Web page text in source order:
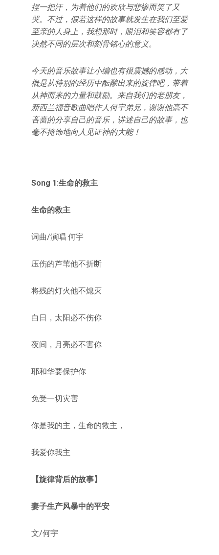
捏一把汗，为着他们的欢欣与悲惨而笑了又
哭。不过，假若这样的故事就发生在我们至爱
至亲的人身上，我想那时，眼泪和笑容都有了
决然不同的层次和刻骨铭心的意义。
今天的音乐故事让小编也有很震撼的感动，大
概是从特别的经历中酝酿出来的旋律吧，带着
从神而来的力量和鼓励。来自我们的老朋友，
新西兰福音歌曲唱作人何宇弟兄，谢谢他毫不
吝啬的分享自己的音乐，讲述自己的故事，也
毫不掩饰地向人见证神的大能！
Song 1:生命的救主
生命的救主
词曲/演唱 何宇
压伤的芦苇他不折断
将残的灯火他不熄灭
白日，太阳必不伤你
夜间，月亮必不害你
耶和华要保护你
免受一切灾害
你是我的主，生命的救主，
我爱你我主
【旋律背后的故事】
妻子生产风暴中的平安
文/何宇